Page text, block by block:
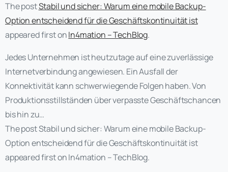
The postStabil und sicher: Warum eine mobile Backup-
Option entscheidend für die Geschäftskontinuität ist
appeared first onIn4mation – TechBlog.
Jedes Unternehmen ist heutzutage auf eine zuverlässige
Internetverbindung angewiesen. Ein Ausfall der
Konnektivität kann schwerwiegende Folgen haben. Von
Produktionsstillständen über verpasste Geschäftschancen
bis hin zu…
The post Stabil und sicher: Warum eine mobile Backup-
Option entscheidend für die Geschäftskontinuität ist
appeared first on In4mation – TechBlog.